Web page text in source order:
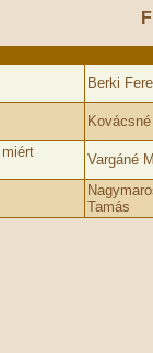
Berki
Vargáné
Tamás